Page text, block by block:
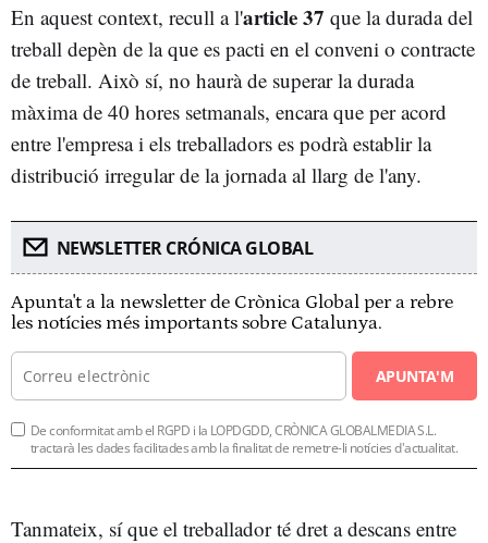
En aquest context, recull a l'article 37 que la durada del
treball depèn de la que es pacti en el conveni o contracte
de treball. Això sí, no haurà de superar la durada
màxima de 40 hores setmanals, encara que per acord
entre l'empresa i els treballadors es podrà establir la
distribució irregular de la jornada al llarg de l'any.
NEWSLETTER CRÓNICA GLOBAL
Apunta't a la newsletter de Crònica Global per a rebre
les notícies més importants sobre Catalunya.
APUNTA'M
De conformitat amb el RGPD i la LOPDGDD, CRÒNICA GLOBALMEDIA S.L.
tractarà les dades facilitades amb la finalitat de remetre-li notícies d'actualitat.
Tanmateix, sí que el treballador té dret a descans entre